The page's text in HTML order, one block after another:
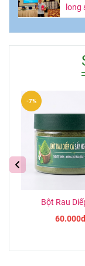
tri
vững
long
Lệ:
trái
Năm
Bột Rau
-7%